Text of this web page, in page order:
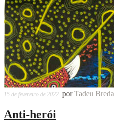
15 de fevereiro de 2022 porTadeu Breda
Anti-herói